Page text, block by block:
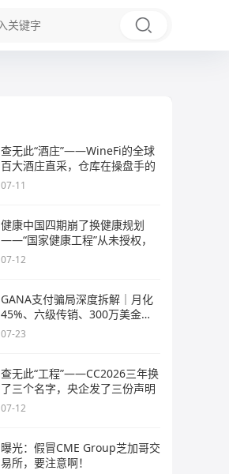
查无此“酒庄”——WineFi的全球
百大酒庄直采，仓库在操盘手的
07-11
健康中国四期崩了换健康规划
——“国家健康工程”从未授权，
07-12
GANA支付骗局深度拆解｜月化
45%、六级传销、300万美金窟
窿，拉菲
07-23
查无此“工程”——CC2026三年换
了三个名字，央企发了三份声明
07-12
曝光：假冒CME Group芝加哥交
易所，要注意啊！